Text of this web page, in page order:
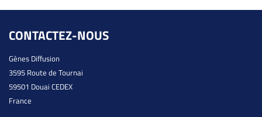
CONTACTEZ-NOUS
Gènes Diffusion
3595 Route de Tournai
59501 Douai CEDEX
France